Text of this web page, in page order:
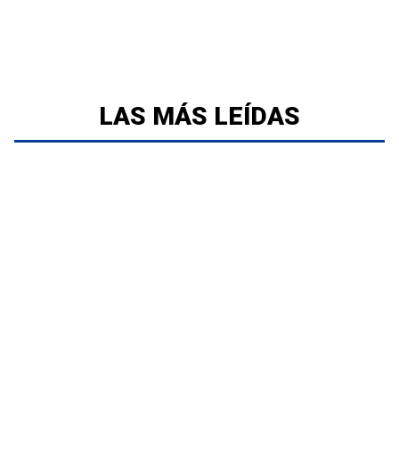
LAS MÁS LEÍDAS